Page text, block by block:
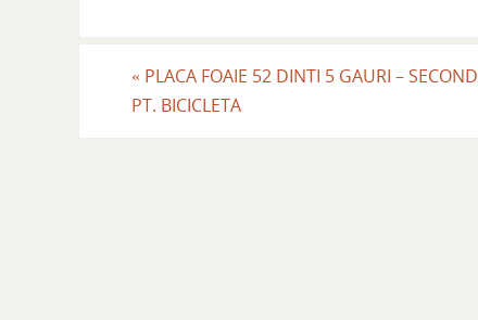
« PLACA FOAIE 52 DINTI 5 GAURI – SECOND
PT. BICICLETA